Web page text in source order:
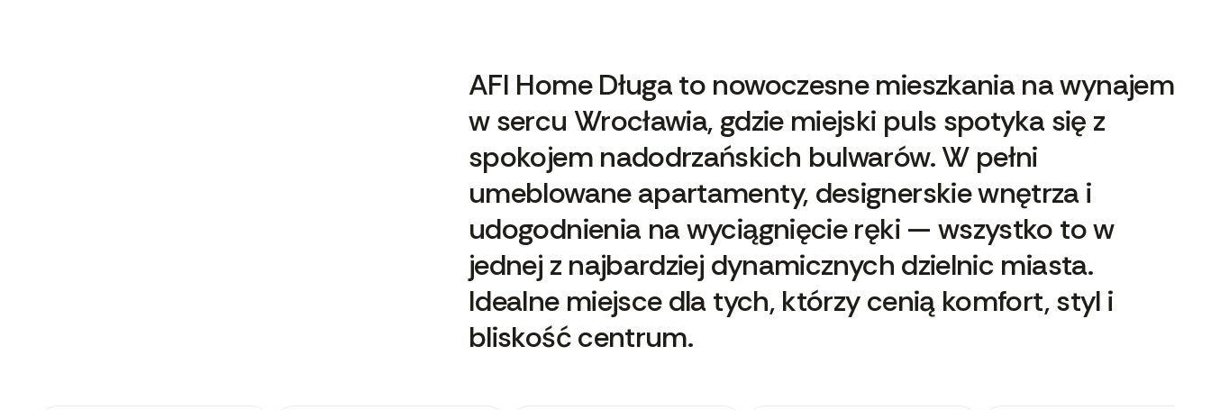
AFI Home Długa to nowoczesne mieszkania na wynajem
w sercu Wrocławia, gdzie miejski puls spotyka się z
spokojem nadodrzańskich bulwarów. W pełni
umeblowane apartamenty, designerskie wnętrza i
udogodnienia na wyciągnięcie ręki — wszystko to w
jednej z najbardziej dynamicznych dzielnic miasta.
Idealne miejsce dla tych, którzy cenią komfort, styl i
bliskość centrum.